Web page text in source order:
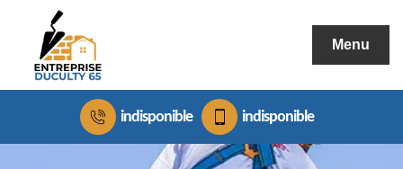
Menu
indisponible indisponible